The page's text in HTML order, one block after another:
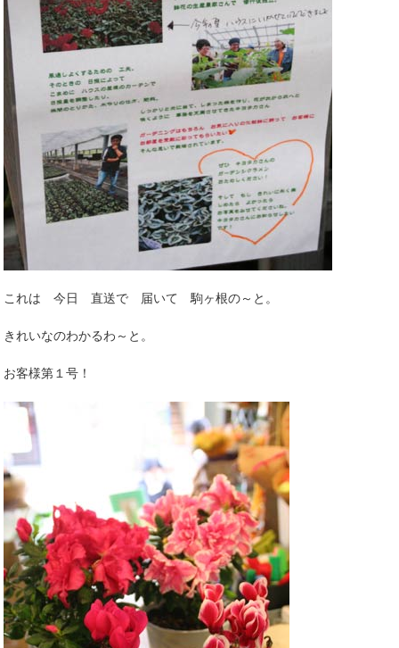
これは 今日 直送で 届いて 駒ヶ根の～と。
きれいなのわかるわ～と。
お客様第１号！